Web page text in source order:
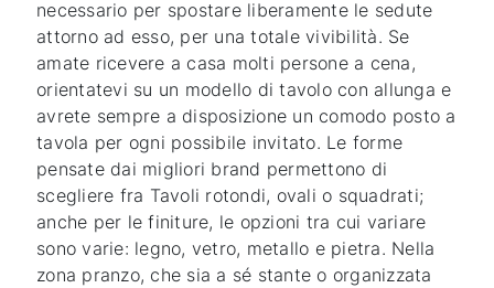
necessario per spostare liberamente le sedute
attorno ad esso, per una totale vivibilità. Se
amate ricevere a casa molti persone a cena,
orientatevi su un modello di tavolo con allunga e
avrete sempre a disposizione un comodo posto a
tavola per ogni possibile invitato. Le forme
pensate dai migliori brand permettono di
scegliere fra Tavoli rotondi, ovali o squadrati;
anche per le finiture, le opzioni tra cui variare
sono varie: legno, vetro, metallo e pietra. Nella
zona pranzo, che sia a sé stante o organizzata